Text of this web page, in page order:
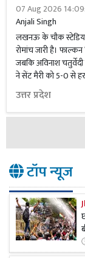
07 Aug 2026
Anjali Singh
लखनऊ के चौक
रोमांच जारी है।
जबकि अविनाश चतुर्वेदी
ने सेंट मैरी को 5-0 से
उत्तर प्रदेश
टॉप न्यूज